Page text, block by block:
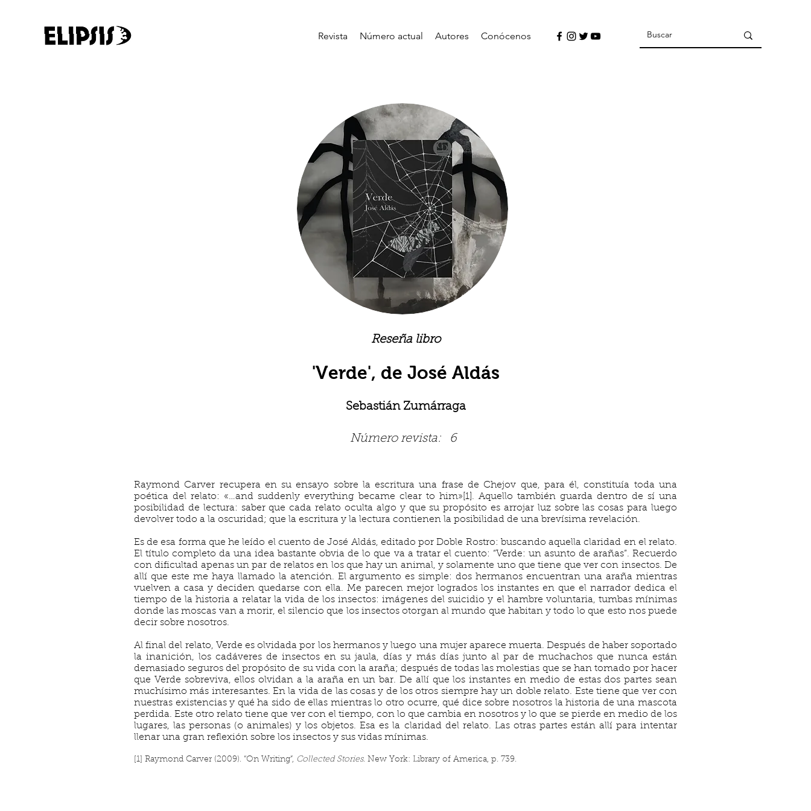
Revista Número actual Autores Conócenos
Reseña libro
'Verde', de José Aldás
Sebastián Zumárraga
Número revista: 6
Raymond Carver recupera en su ensayo sobre la escritura una frase de Chejov que, para él, constituía toda una
poética del relato: «…and suddenly everything became clear to him»[1]. Aquello también guarda dentro de sí una
posibilidad de lectura: saber que cada relato oculta algo y que su propósito es arrojar luz sobre las cosas para luego
devolver todo a la oscuridad; que la escritura y la lectura contienen la posibilidad de una brevísima revelación.
Es de esa forma que he leído el cuento de José Aldás, editado por Doble Rostro: buscando aquella claridad en el relato.
El título completo da una idea bastante obvia de lo que va a tratar el cuento: “Verde: un asunto de arañas”. Recuerdo
con dificultad apenas un par de relatos en los que hay un animal, y solamente uno que tiene que ver con insectos. De
allí que este me haya llamado la atención. El argumento es simple: dos hermanos encuentran una araña mientras
vuelven a casa y deciden quedarse con ella. Me parecen mejor logrados los instantes en que el narrador dedica el
tiempo de la historia a relatar la vida de los insectos: imágenes del suicidio y el hambre voluntaria, tumbas mínimas
donde las moscas van a morir, el silencio que los insectos otorgan al mundo que habitan y todo lo que esto nos puede
decir sobre nosotros.
Al final del relato, Verde es olvidada por los hermanos y luego una mujer aparece muerta. Después de haber soportado
la inanición, los cadáveres de insectos en su jaula, días y más días junto al par de muchachos que nunca están
demasiado seguros del propósito de su vida con la araña; después de todas las molestias que se han tomado por hacer
que Verde sobreviva, ellos olvidan a la araña en un bar. De allí que los instantes en medio de estas dos partes sean
muchísimo más interesantes. En la vida de las cosas y de los otros siempre hay un doble relato. Este tiene que ver con
nuestras existencias y qué ha sido de ellas mientras lo otro ocurre, qué dice sobre nosotros la historia de una mascota
perdida. Este otro relato tiene que ver con el tiempo, con lo que cambia en nosotros y lo que se pierde en medio de los
lugares, las personas (o animales) y los objetos. Esa es la claridad del relato. Las otras partes están allí para intentar
llenar una gran reflexión sobre los insectos y sus vidas mínimas.
[1] Raymond Carver (2009). “On Writing”, Collected Stories. New York: Library of America, p. 739.